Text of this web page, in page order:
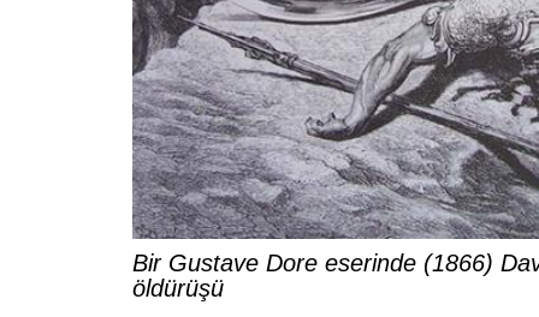
Bir Gustave Dore eserinde (1866)
öldürüşü